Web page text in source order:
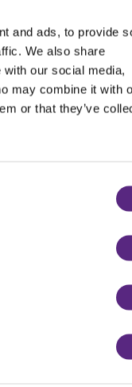
and ads, to provide
We also share
our social media,
may combine it with
or that they’ve